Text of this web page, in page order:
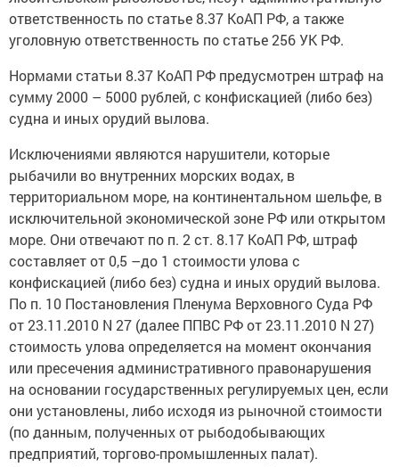
ответственность по статье 8.37 КоАП РФ, а также
уголовную ответственность по статье 256 УК РФ.
Нормами статьи 8.37 КоАП РФ предусмотрен штраф на
сумму 2000 – 5000 рублей, с конфискацией (либо без)
судна и иных орудий вылова.
Исключениями являются нарушители, которые
рыбачили во внутренних морских водах, в
территориальном море, на континентальном шельфе, в
исключительной экономической зоне РФ или открытом
море. Они отвечают по п. 2 ст. 8.17 КоАП РФ, штраф
составляет от 0,5 –до 1 стоимости улова с
конфискацией (либо без) судна и иных орудий вылова.
По п. 10 Постановления Пленума Верховного Суда РФ
от 23.11.2010 N 27 (далее ППВС РФ от 23.11.2010 N 27)
стоимость улова определяется на момент окончания
или пресечения административного правонарушения
на основании государственных регулируемых цен, если
они установлены, либо исходя из рыночной стоимости
(по данным, полученных от рыбодобывающих
предприятий, торгово-промышленных палат).